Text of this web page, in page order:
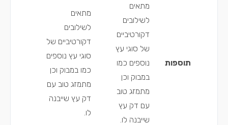
תוספות
מתאים
לשילובים
דקורטיביים
של סוגי עץ
נוספים כמו
במבוק וכן
מתמזג טוב
עם דק עץ
שייבנה לו.
מתאים
לשילובים
דקורטיביים של
סוגי עץ נוספים
כמו במבוק וכן
מתמזג טוב עם
דק עץ שייבנה
לו.